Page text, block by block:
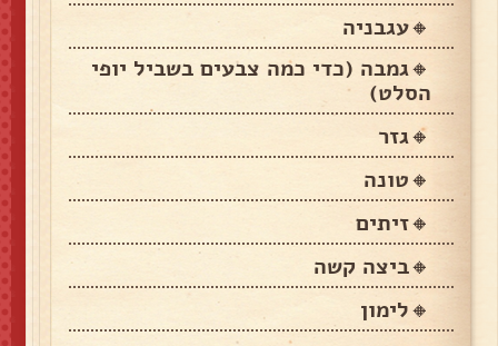
🔸️עגבניה
🔸️גמבה (כדי כמה צבעים בשביל יופי
הסלט)
🔸️גזר
🔸️טונה
🔸️זיתים
🔸️ביצה קשה
🔸️לימון